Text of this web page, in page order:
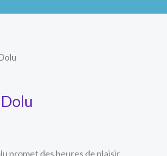
promet des heures de plaisir